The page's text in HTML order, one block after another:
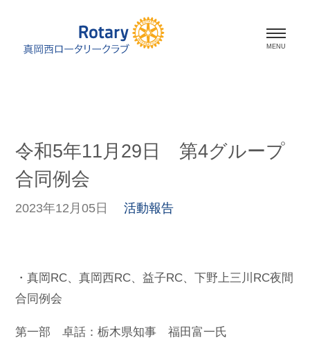
令和5年11月29日 第4グループ
合同例会
2023年12月05日 活動報告
・真岡RC、真岡西RC、益子RC、下野上三川RC夜間
合同例会
第一部 卓話：栃木県知事 福田富一氏
会員紹介
資料室